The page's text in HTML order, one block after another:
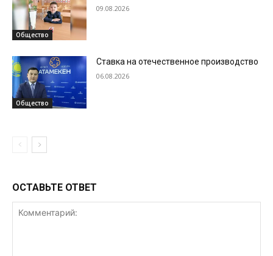
Общество
09.08.2026
Общество
Ставка на отечественное производство
06.08.2026
ОСТАВЬТЕ ОТВЕТ